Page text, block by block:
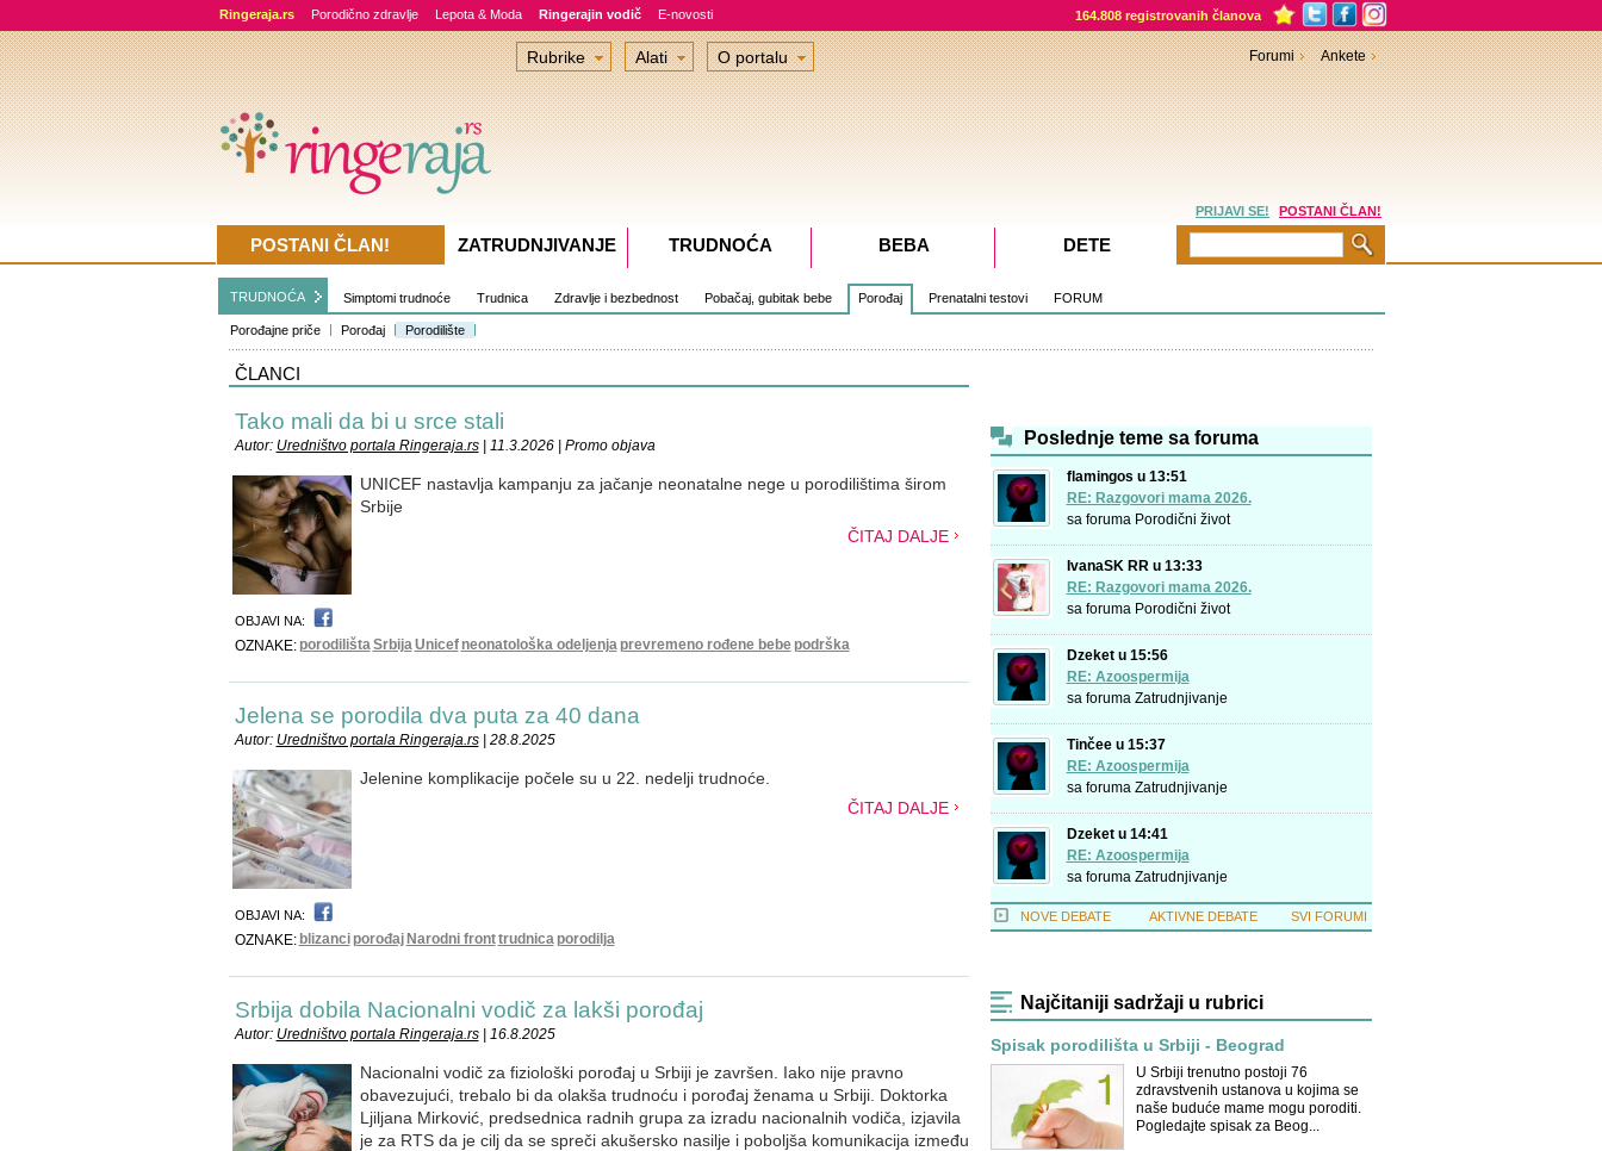
Ringeraja.rs Porodično zdravlje Lepota & Moda Ringerajin vodič E-novosti 164.808 registrovanih članova
TRUDNOĆA Simptomi trudnoće Trudnica Zdravlje i bezbednost Pobačaj, gubitak bebe Porođaj
Porođajne priče Porođaj Porodilište
Prenatalni testovi FORUM
ČLANCI
Tako mali da bi u srce stali
Autor: Uredništvo portala Ringeraja.rs| 11.3.2026 | Promo objava
UNICEF nastavlja kampanju za jačanje neonatalne nege u porodilištima širom
Srbije
ČITAJ DALJE
OBJAVI NA:
OZNAKE: porodilištaSrbijaUnicef neonatološka odeljenja prevremeno rođene bebe podrška
Jelena se porodila dva puta za 40 dana
Autor: Uredništvo portala Ringeraja.rs| 28.8.2025
Jelenine komplikacije počele su u 22. nedelji trudnoće.
ČITAJ DALJE
OBJAVI NA:
OZNAKE: blizanci porođaj Narodni fronttrudnica porodilja
Srbija dobila Nacionalni vodič za lakši porođaj
Autor: Uredništvo portala Ringeraja.rs| 16.8.2025
Nacionalni vodič za fiziološki porođaj u Srbiji je završen. Iako nije pravno
obavezujući, trebalo bi da olakša trudnoću i porođaj ženama u Srbiji. Doktorka
Ljiljana Mirković, predsednica radnih grupa za izradu nacionalnih vodiča, izjavila
je za RTS da je cilj da se spreči akušersko nasilje i poboljša komunikacija između
Poslednje teme sa foruma
flamingos u 13:51
RE: Razgovori mama 2026.
sa foruma Porodični život
IvanaSK RR u 13:33
RE: Razgovori mama 2026.
sa foruma Porodični život
Dzeket u 15:56
RE: Azoospermija
sa foruma Zatrudnjivanje
Tinčee u 15:37
RE: Azoospermija
sa foruma Zatrudnjivanje
Dzeket u 14:41
RE: Azoospermija
sa foruma Zatrudnjivanje
NOVE DEBATE AKTIVNE DEBATE SVI FORUMI
Najčitaniji sadržaji u rubrici
Spisak porodilišta u Srbiji - Beograd
U Srbiji trenutno postoji 76
zdravstvenih ustanova u kojima se
naše buduće mame mogu poroditi.
Pogledajte spisak za Beog...
Rubrike Alati O portalu Forumi Ankete
PRIJAVI SE! POSTANI ČLAN!
POSTANI ČLAN! ZATRUDNJIVANJE TRUDNOĆA BEBA DETE